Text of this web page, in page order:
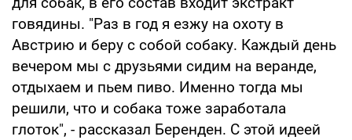
говядины. "Раз в год я езжу на охоту в
Австрию и беру с собой собаку. Каждый день
вечером мы с друзьями сидим на веранде,
отдыхаем и пьем пиво. Именно тогда мы
решили, что и собака тоже заработала
глоток", - рассказал Беренден. С этой идеей